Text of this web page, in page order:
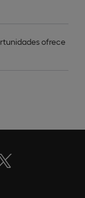
ofrece